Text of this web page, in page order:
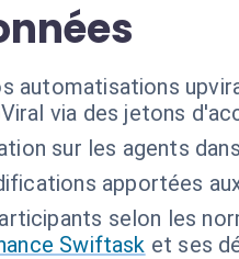
automatisations
via des jetons
sur les agents
apportées
selon les
Swiftask et ses